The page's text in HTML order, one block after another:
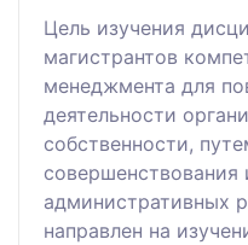
Цель изучения
магистрантов
менеджмента для
деятельности
собственности,
совершенствования
административных
направлен на